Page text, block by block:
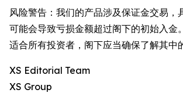
风险警告：我们的产品涉及保证金交易，
可能会导致亏损金额超过阁下的初始入金
适合所有投资者，阁下应当确保了解其中
XS Editorial Team
XS Group